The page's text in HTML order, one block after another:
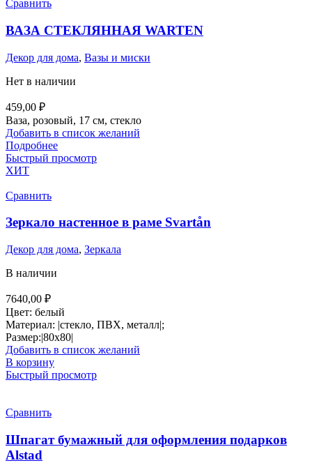
Сравнить
ВАЗА СТЕКЛЯННАЯ WARTEN
Декор для дома, Вазы и миски
Нет в наличии
459,00 ₽
Ваза, розовый, 17 см, стекло
Добавить в список желаний
Подробнее
Быстрый просмотр
ХИТ
Сравнить
Зеркало настенное в раме Svartån
Декор для дома, Зеркала
В наличии
7640,00 ₽
Цвет: белый
Материал: |стекло, ПВХ, металл|;
Размер:|80х80|
Добавить в список желаний
В корзину
Быстрый просмотр
Сравнить
Шпагат бумажный для оформления подарков
Alstad